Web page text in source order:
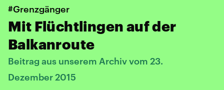
#Grenzgänger
Mit Flüchtlingen auf der
Balkanroute
Beitrag aus unserem Archiv vom 23.
Dezember 2015